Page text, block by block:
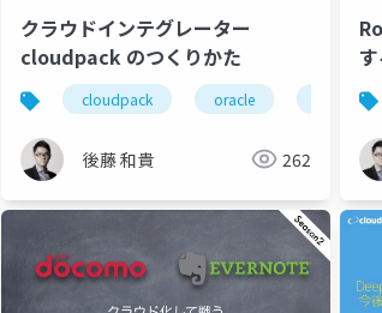
cloudpack
クラウドインテグレーター
cloudpack のつくりかた
cloudpack oracle oracle
後藤 和貴 262